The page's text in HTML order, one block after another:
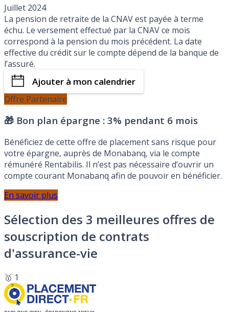
Juillet 2024
La pension de retraite de la CNAV est payée à terme
échu. Le versement effectué par la CNAV ce mois
correspond à la pension du mois précédent. La date
effective du crédit sur le compte dépend de la banque de
l’assuré.
Ajouter à mon calendrier
Offre Partenaire
🎁 Bon plan épargne : 3% pendant 6 mois
Bénéficiez de cette offre de placement sans risque pour
votre épargne, auprès de Monabanq, via le compte
rémunéré Rentabilis. Il n’est pas nécessaire d’ouvrir un
compte courant Monabanq afin de pouvoir en bénéficier.
En savoir plus
Sélection des 3 meilleures offres de
souscription de contrats
d'assurance-vie
🥇 1